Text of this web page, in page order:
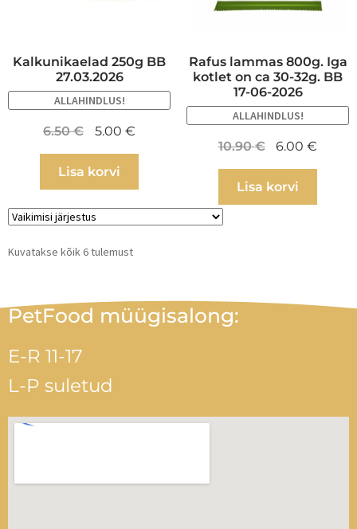
Kalkunikaelad 250g BB
27.03.2026
ALLAHINDLUS!
6.50€ 5.00 €
Lisa korvi
Rafus lammas 800g. Iga
kotlet on ca 30-32g. BB
17-06-2026
ALLAHINDLUS!
10.90€ 6.00€
Lisa korvi
Kuvatakse kõik 6 tulemust
PetFood müügisalong:
E-R 11-17
L-P suletud